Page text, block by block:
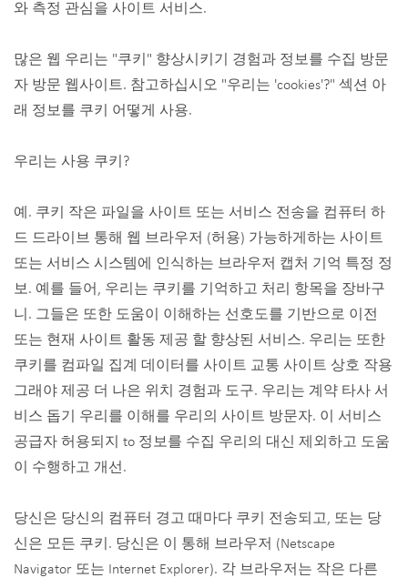
와 측정 관심을 사이트 서비스.
많은 웹 우리는 "쿠키" 향상시키기 경험과 정보를 수집 방문
자 방문 웹사이트. 참고하십시오 "우리는 'cookies'?" 섹션 아
래 정보를 쿠키 어떻게 사용.
우리는 사용 쿠키?
예. 쿠키 작은 파일을 사이트 또는 서비스 전송을 컴퓨터 하
드 드라이브 통해 웹 브라우저 (허용) 가능하게하는 사이트
또는 서비스 시스템에 인식하는 브라우저 캡처 기억 특정 정
보. 예를 들어, 우리는 쿠키를 기억하고 처리 항목을 장바구
니. 그들은 또한 도움이 이해하는 선호도를 기반으로 이전
또는 현재 사이트 활동 제공 할 향상된 서비스. 우리는 또한
쿠키를 컴파일 집계 데이터를 사이트 교통 사이트 상호 작용
그래야 제공 더 나은 위치 경험과 도구. 우리는 계약 타사 서
비스 돕기 우리를 이해를 우리의 사이트 방문자. 이 서비스
공급자 허용되지 to 정보를 수집 우리의 대신 제외하고 도움
이 수행하고 개선.
당신은 당신의 컴퓨터 경고 때마다 쿠키 전송되고, 또는 당
신은 모든 쿠키. 당신은 이 통해 브라우저 (Netscape
Navigator 또는 Internet Explorer). 각 브라우저는 작은 다른